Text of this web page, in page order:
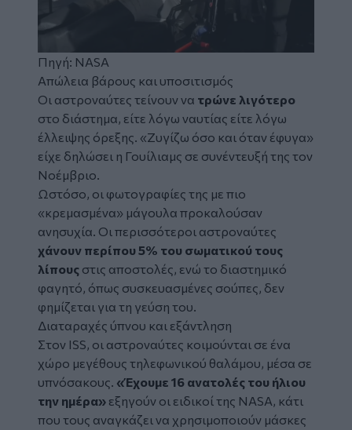
Πηγή: NASA
Απώλεια βάρους και υποσιτισμός
Οι αστροναύτες τείνουν να τρώνε λιγότερο
στο διάστημα, είτε λόγω ναυτίας είτε λόγω
έλλειψης όρεξης. «Ζυγίζω όσο και όταν έφυγα»
είχε δηλώσει η Γουίλιαμς σε συνέντευξή της τον
Νοέμβριο.
Ωστόσο, οι φωτογραφίες της με πιο
«κρεμασμένα» μάγουλα προκαλούσαν
ανησυχία. Οι περισσότεροι αστροναύτες
χάνουν περίπου 5% του σωματικού τους
λίπους στις αποστολές, ενώ το διαστημικό
φαγητό, όπως συσκευασμένες σούπες, δεν
φημίζεται για τη γεύση του.
Διαταραχές ύπνου και εξάντληση
Στον ISS, οι αστροναύτες κοιμούνται σε ένα
χώρο μεγέθους τηλεφωνικού θαλάμου, μέσα σε
υπνόσακους. «Έχουμε 16 ανατολές του ήλιου
την ημέρα» εξηγούν οι ειδικοί της NASA, κάτι
που τους αναγκάζει να χρησιμοποιούν μάσκες